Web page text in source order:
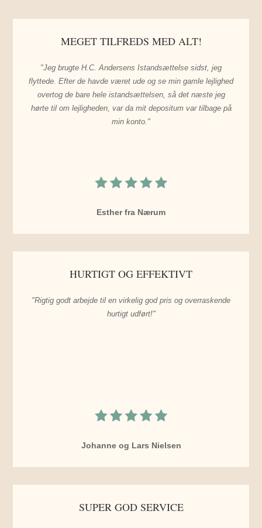
MEGET TILFREDS MED ALT!
"Jeg brugte H.C. Andersens Istandsættelse sidst, jeg
flyttede. Efter de havde været ude og se min gamle lejlighed
overtog de bare hele istandsættelsen, så det næste jeg
hørte til om lejligheden, var da mit depositum var tilbage på
min konto."
Esther fra Nærum
HURTIGT OG EFFEKTIVT
"Rigtig godt arbejde til en virkelig god pris og overraskende
hurtigt udført!"
Johanne og Lars Nielsen
SUPER GOD SERVICE